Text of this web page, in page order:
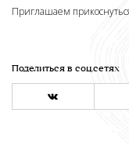
Приглашаем
Поделиться в соц.сетях